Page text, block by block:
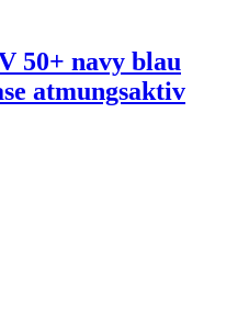
50+ navy blau
atmungsaktiv